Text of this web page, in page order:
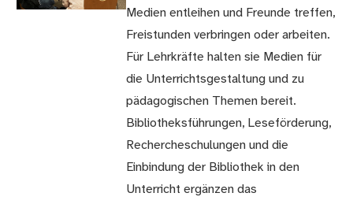
Medien entleihen und Freunde treffen,
Freistunden verbringen oder arbeiten.
Für Lehrkräfte halten sie Medien für
die Unterrichtsgestaltung und zu
pädagogischen Themen bereit.
Bibliotheksführungen, Leseförderung,
Rechercheschulungen und die
Einbindung der Bibliothek in den
Unterricht ergänzen das